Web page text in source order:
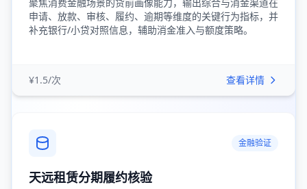
申请、放款、审核、履约、逾期等维度的关键行为指标，并
补充银行/小贷对照信息，辅助消金准入与额度策略。
¥1.5/次 查看详情
金融验证
天远租赁分期履约核验